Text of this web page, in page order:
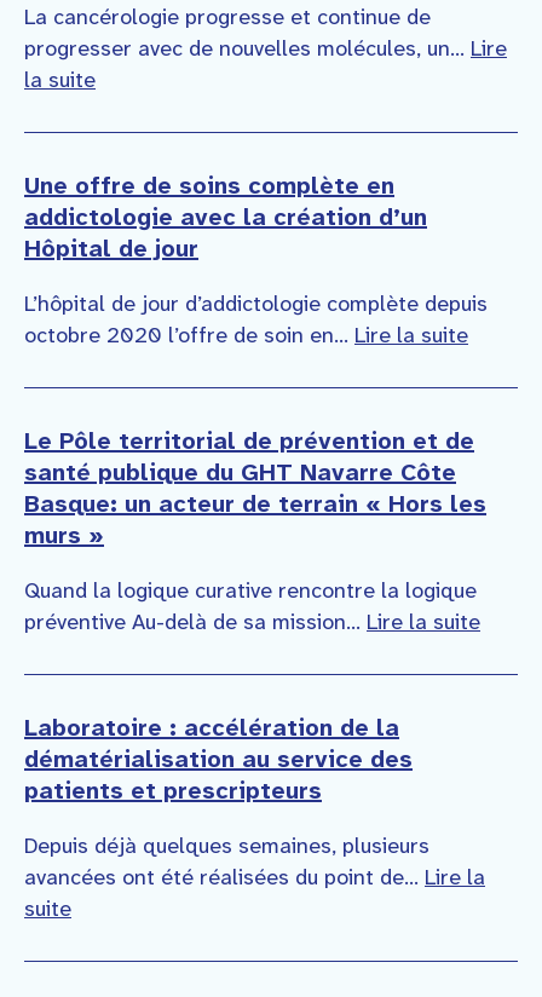
La cancérologie progresse et continue de
progresser avec de nouvelles molécules, un... Lire
la suite
Une offre de soins complète en
addictologie avec la création d’un
Hôpital de jour
L’hôpital de jour d’addictologie complète depuis
octobre 2020 l’offre de soin en... Lire la suite
Le Pôle territorial de prévention et de
santé publique du GHT Navarre Côte
Basque: un acteur de terrain « Hors les
murs »
Quand la logique curative rencontre la logique
préventive Au-delà de sa mission... Lire la suite
Laboratoire : accélération de la
dématérialisation au service des
patients et prescripteurs
Depuis déjà quelques semaines, plusieurs
avancées ont été réalisées du point de... Lire la
suite